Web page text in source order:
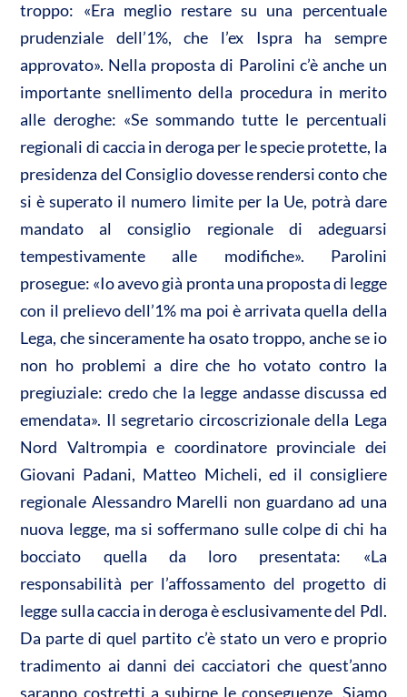
troppo: «Era meglio restare su una percentuale
prudenziale dell’1%, che l’ex Ispra ha sempre
approvato». Nella proposta di Parolini c’è anche un
importante snellimento della procedura in merito
alle deroghe: «Se sommando tutte le percentuali
regionali di caccia in deroga per le specie protette, la
presidenza del Consiglio dovesse rendersi conto che
si è superato il numero limite per la Ue, potrà dare
mandato al consiglio regionale di adeguarsi
tempestivamente alle modifiche». Parolini
prosegue: «Io avevo già pronta una proposta di legge
con il prelievo dell’1% ma poi è arrivata quella della
Lega, che sinceramente ha osato troppo, anche se io
non ho problemi a dire che ho votato contro la
pregiuziale: credo che la legge andasse discussa ed
emendata». Il segretario circoscrizionale della Lega
Nord Valtrompia e coordinatore provinciale dei
Giovani Padani, Matteo Micheli, ed il consigliere
regionale Alessandro Marelli non guardano ad una
nuova legge, ma si soffermano sulle colpe di chi ha
bocciato quella da loro presentata: «La
responsabilità per l’affossamento del progetto di
legge sulla caccia in deroga è esclusivamente del Pdl.
Da parte di quel partito c’è stato un vero e proprio
tradimento ai danni dei cacciatori che quest’anno
saranno costretti a subirne le conseguenze. Siamo